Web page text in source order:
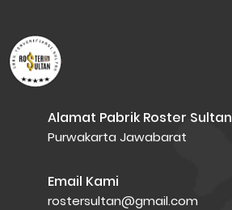
Alamat Pabrik Roster Sultan
Purwakarta Jawabarat
Email Kami
rostersultan@gmail.com